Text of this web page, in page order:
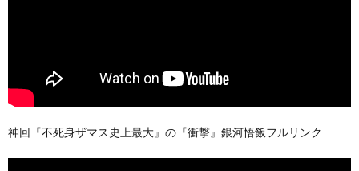
神回『不死身ザマス史上最大』の『衝撃』銀河悟飯フルリンク